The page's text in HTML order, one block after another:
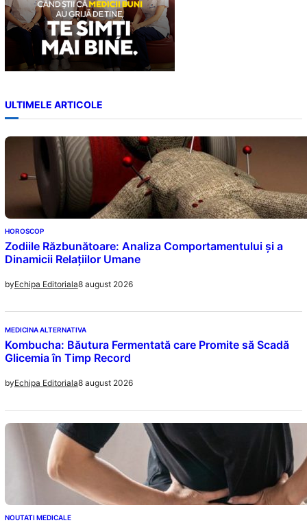
ULTIMELE ARTICOLE
HOROSCOP
Zodiile Răzbunătoare: Analiza Comportamentului și a
Dinamicii Relațiilor Umane
byEchipa Editoriala8 august 2026
MEDICINA ALTERNATIVA
Kombucha: Băutura Fermentată care Promite să Scadă
Glicemia în Timp Record
byEchipa Editoriala8 august 2026
NOUTATI MEDICALE